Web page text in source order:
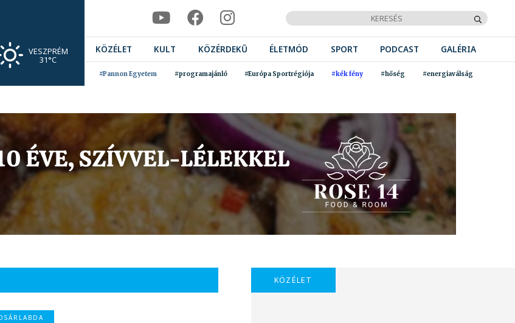
VESZPRÉM
31°C
KÖZÉLET KULT KÖZÉRDEKŰ ÉLETMÓD SPORT PODCAST GALÉRIA
#Pannon Egyetem #programajánló #Európa Sportrégiója #kék fény #hőség #energiaválság
KÖZÉLET